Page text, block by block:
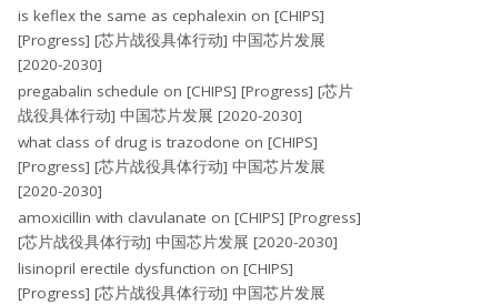
is keflex the same as cephalexin on[CHIPS]
[Progress] [芯片战役具体行动] 中国芯片发展
[2020-2030]
pregabalin schedule on[CHIPS] [Progress] [芯片
战役具体行动] 中国芯片发展 [2020-2030]
what class of drug is trazodone on[CHIPS]
[Progress] [芯片战役具体行动] 中国芯片发展
[2020-2030]
amoxicillin with clavulanate on[CHIPS] [Progress]
[芯片战役具体行动] 中国芯片发展 [2020-2030]
lisinopril erectile dysfunction on[CHIPS]
[Progress] [芯片战役具体行动] 中国芯片发展